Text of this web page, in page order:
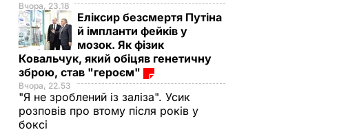
Вчора, 23.18
Еліксир безсмертя Путіна
й імпланти фейків у
мозок. Як фізик
Ковальчук, який обіцяв генетичну
зброю, став "героєм"
Вчора, 22.53
"Я не зроблений із заліза". Усик
розповів про втому після років у
боксі